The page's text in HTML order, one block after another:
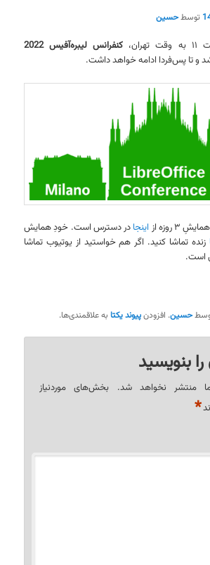
توسطحسین
کنفرانس لیبره‌آفیس 2022
روزه از اینجا در دسترس است. خودِ همایش
زنده تماشا کنید. اگر هم خواستید از یوتیوب تماشا
است.
حسین. افزودنپیوند یکتا به علاقمندی‌ها.
بنویسید
منتشر نخواهد شد.
بخش‌های موردنیاز
*